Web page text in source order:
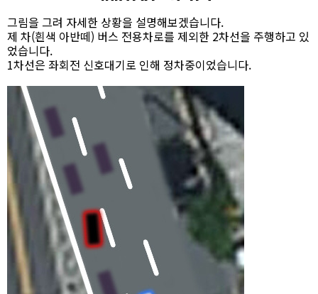
그림을 그려 자세한 상황을 설명해보겠습니다.
제 차(흰색 아반떼) 버스 전용차로를 제외한 2차선을 주행하고 있
었습니다.
1차선은 좌회전 신호대기로 인해 정차중이었습니다.